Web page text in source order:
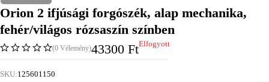
Orion 2 ifjúsági forgószék, alap mechanika,
fehér/világos rózsaszín színben
(0 Vélemény)43300 FtElfogyott
SKU:125601150